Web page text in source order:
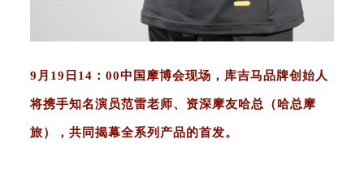
9月19日14：00中国摩博会现场，库吉马品牌创始人
将携手知名演员范雷老师、资深摩友哈总（哈总摩
旅），共同揭幕全系列产品的首发。